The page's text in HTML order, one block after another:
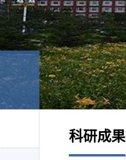
科研成果